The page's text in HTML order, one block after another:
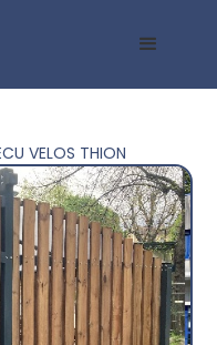
VELOS THION